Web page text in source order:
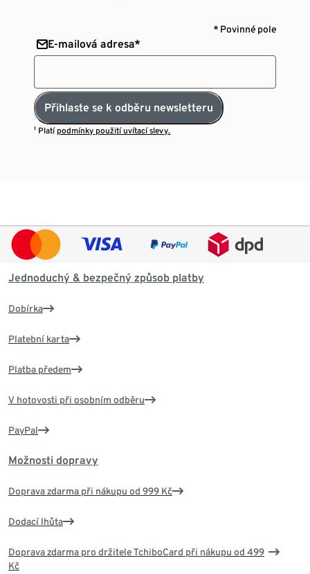
* Povinné pole
E-mailová adresa*
Přihlaste se k odběru newsletteru
¹ Platí podmínky použití uvítací slevy.
Jednoduchý & bezpečný způsob platby
Dobírka
Platební karta
Platba předem
V hotovosti při osobním odběru
PayPal
Možnosti dopravy
Doprava zdarma při nákupu od 999 Kč
Dodací lhůta
Doprava zdarma pro držitele TchiboCard při nákupu od 499
Kč